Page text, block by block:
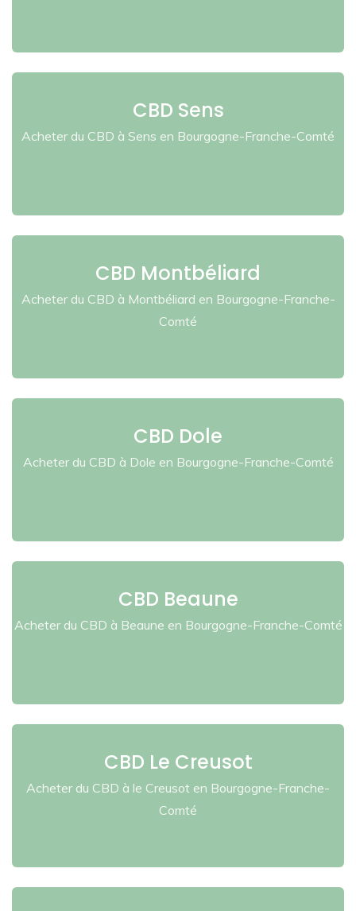
CBD Sens
Acheter du CBD à Sens en Bourgogne-Franche-Comté
CBD Montbéliard
Acheter du CBD à Montbéliard en Bourgogne-Franche-
Comté
CBD Dole
Acheter du CBD à Dole en Bourgogne-Franche-Comté
CBD Beaune
Acheter du CBD à Beaune en Bourgogne-Franche-Comté
CBD Le Creusot
Acheter du CBD à le Creusot en Bourgogne-Franche-
Comté